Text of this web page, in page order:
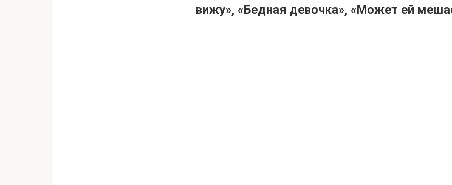
вижу», «Бедная девочка», «Может ей